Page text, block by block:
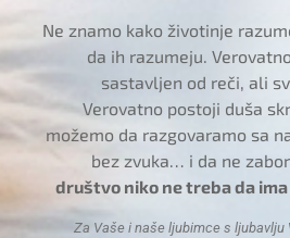
Ne znamo kako životinje
da ih razumeju.
sastavljen od reči, ali
Verovatno postoji duša
možemo da razgovaramo sa
bez zvuka… i da ne
društvo niko ne treba da
Za Vaše i naše ljubimce s ljubavlju